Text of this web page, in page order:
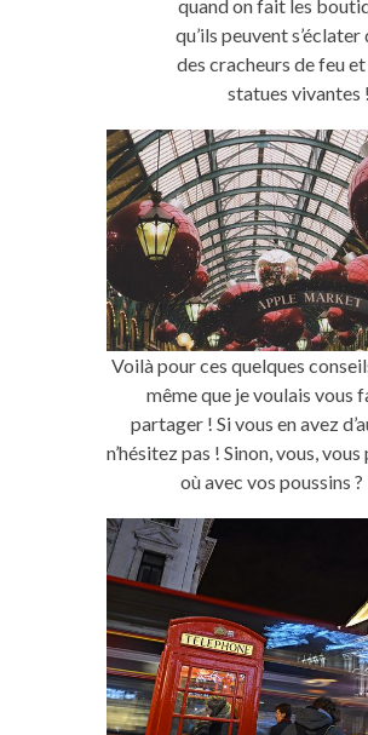
quand on fait les
qu’ils peuvent
des cracheurs de feu
statues vivantes !
Voilà pour ces quelques
même que je voulais vous
partager ! Si vous en avez
n’hésitez pas ! Sinon, vous,
où avec vos poussins ?